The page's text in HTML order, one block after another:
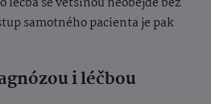
samotného pacienta je pak
i léčbou